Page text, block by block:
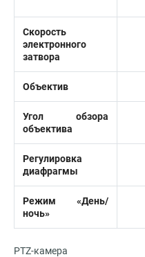
Скорость
электронного
затвора
Объектив
Угол обзора
объектива
Регулировка
диафрагмы
Режим «День/
ночь»
PTZ-камера